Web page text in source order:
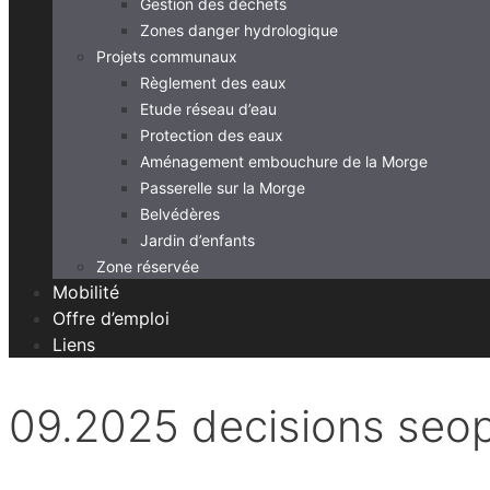
Zones danger hydrologique
Projets communaux
Règlement des eaux
Etude réseau d’eau
Protection des eaux
Aménagement embouchure de la Morge
Passerelle sur la Morge
Belvédères
Jardin d’enfants
Zone réservée
Mobilité
Offre d’emploi
Liens
09.2025 decisions